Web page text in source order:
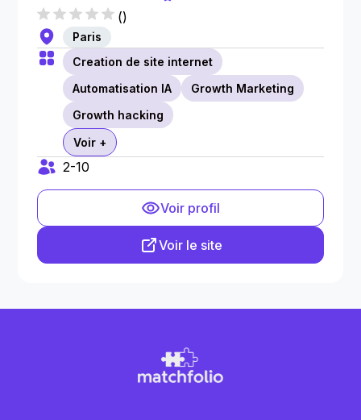
()
Paris
Creation de site internet
Automatisation IA
Growth Marketing
Growth hacking
Voir +
2-10
Voir profil
Voir le site